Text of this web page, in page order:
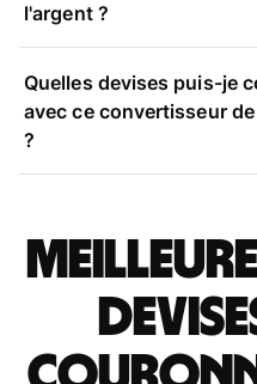
l'argent ?
Quelles devises puis-je
avec ce convertisseur
?